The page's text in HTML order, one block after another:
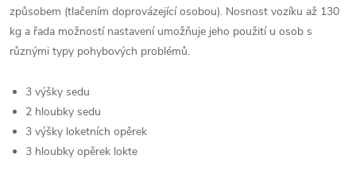
způsobem (tlačením doprovázející osobou). Nosnost vozíku až 130
kg a řada možností nastavení umožňuje jeho použití u osob s
různými typy pohybových problémů.
3 výšky sedu
2 hloubky sedu
3 výšky loketních opěrek
3 hloubky opěrek lokte